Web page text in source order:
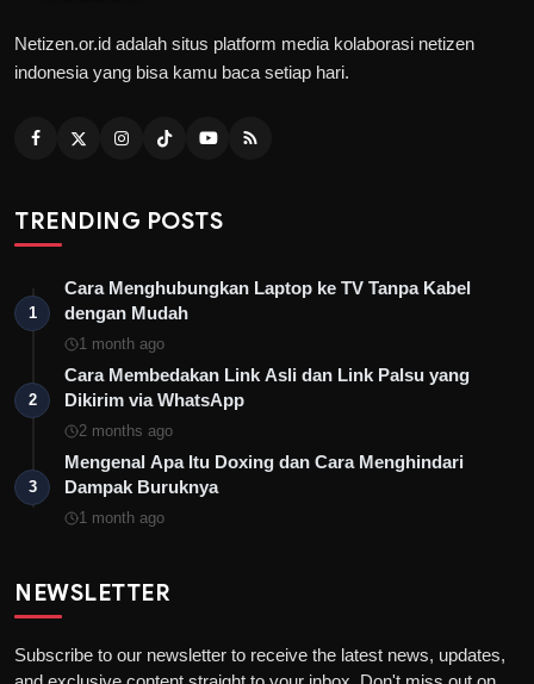
Netizen.or.id adalah situs platform media kolaborasi netizen
indonesia yang bisa kamu baca setiap hari.
TRENDING POSTS
1
Cara Menghubungkan Laptop ke TV Tanpa Kabel
dengan Mudah
1 month ago
2
Cara Membedakan Link Asli dan Link Palsu yang
Dikirim via WhatsApp
2 months ago
3
Mengenal Apa Itu Doxing dan Cara Menghindari
Dampak Buruknya
1 month ago
NEWSLETTER
Subscribe to our newsletter to receive the latest news, updates,